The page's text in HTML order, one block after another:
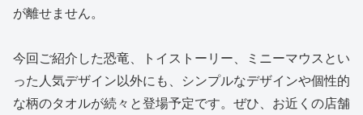
が離せません。
今回ご紹介した恐竜、トイストーリー、ミニーマウスとい
った人気デザイン以外にも、シンプルなデザインや個性的
な柄のタオルが続々と登場予定です。ぜひ、お近くの店舗